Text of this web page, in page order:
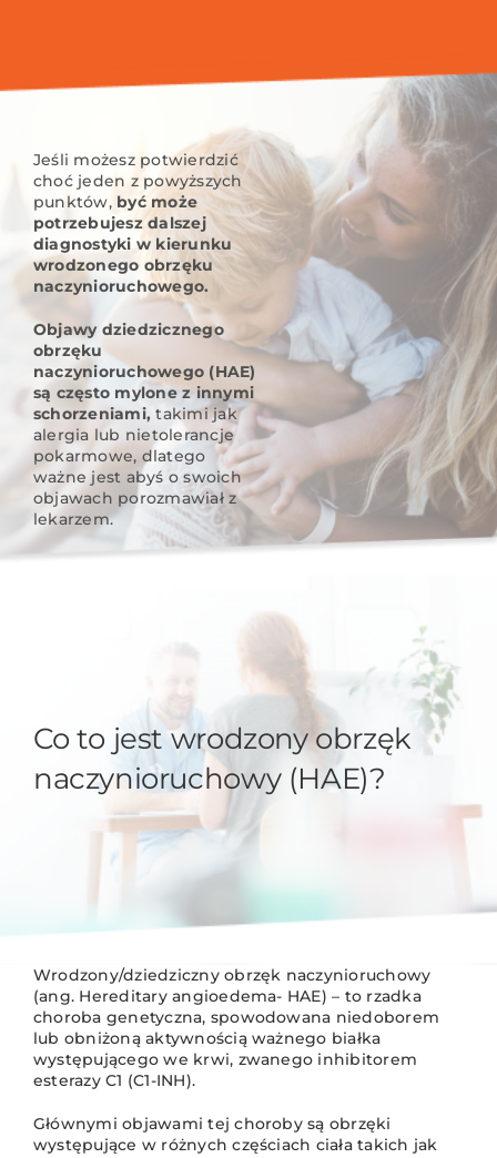
Jeśli możesz potwierdzić
choć jeden z powyższych
punktów, być może
potrzebujesz dalszej
diagnostyki w kierunku
wrodzonego obrzęku
naczynioruchowego.
Objawy dziedzicznego
obrzęku
naczynioruchowego (HAE)
są często mylone z innymi
schorzeniami, takimi jak
alergia lub nietolerancje
pokarmowe, dlatego
ważne jest abyś o swoich
objawach porozmawiał z
lekarzem.
Co to jest wrodzony obrzęk
naczynioruchowy (HAE)?
Wrodzony/dziedziczny obrzęk naczynioruchowy
(ang. Hereditary angioedema- HAE) – to rzadka
choroba genetyczna, spowodowana niedoborem
lub obniżoną aktywnością ważnego białka
występującego we krwi, zwanego inhibitorem
esterazy C1 (C1-INH).
Głównymi objawami tej choroby są obrzęki
występujące w różnych częściach ciała takich jak